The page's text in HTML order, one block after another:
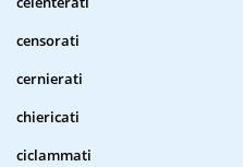
censorati
cernierati
chiericati
ciclammati